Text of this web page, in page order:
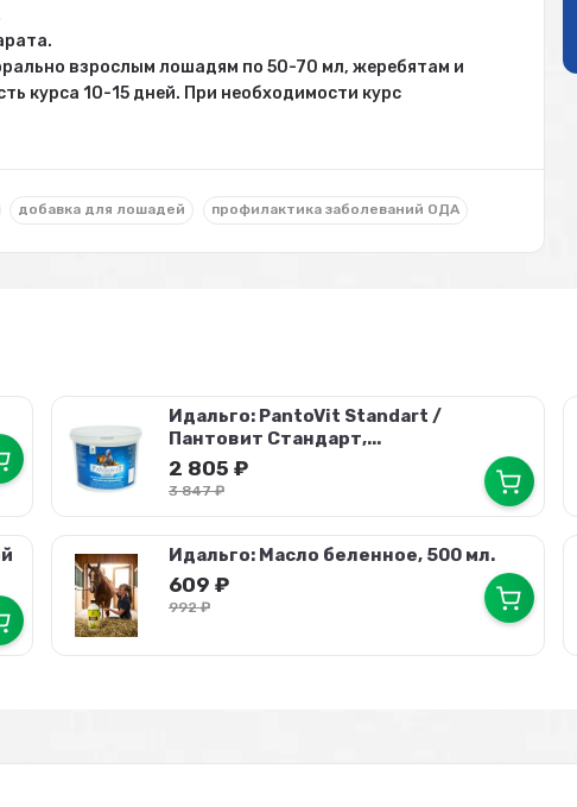
взрослым лошадям по 50-70 мл, жеребятам и
курса 10-15 дней. При необходимости курс
добавка для лошадей профилактика заболеваний ОДА
Идальго: PantoVit Standart /
Пантовит Стандарт,...
2 805 ₽
3 847₽
Идальго: Масло беленное, 500 мл.
609 ₽
992₽